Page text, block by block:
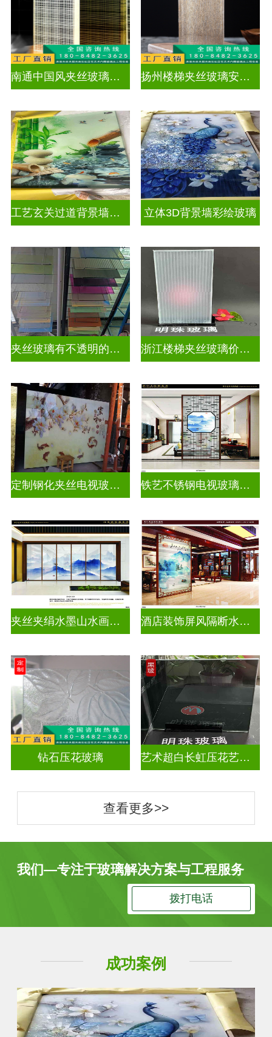
南通中国风夹丝玻璃销售 扬州楼梯夹丝玻璃安装电话
工艺玄关过道背景墙画UV打印加工 立体3D背景墙彩绘玻璃
夹丝玻璃有不透明的吗为什么 浙江楼梯夹丝玻璃价钱多少一平
定制钢化夹丝电视玻璃背景墙 铁艺不锈钢电视玻璃背景墙
夹丝夹绢水墨山水画玻璃 酒店装饰屏风隔断水墨山水画玻璃
钻石压花玻璃 艺术超白长虹压花艺术玻璃门窗
查看更多>>
我们—专注于玻璃解决方案与工程服务
拨打电话
成功案例